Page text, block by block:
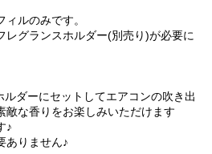
ルのみです。
レグランスホルダー(別売り)が必要に
ダーにセットしてエアコンの吹き出
敵な香りをお楽しみいただけます
♪
ありません♪